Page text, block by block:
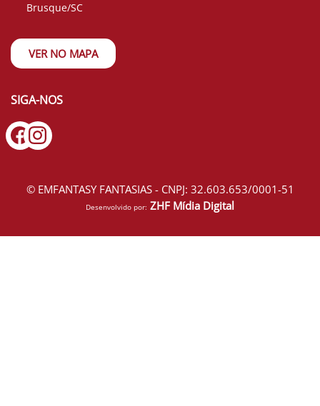
Brusque/SC
VER NO MAPA
SIGA-NOS
© EMFANTASY FANTASIAS - CNPJ: 32.603.653/0001-51
Desenvolvido por: ZHF Mídia Digital